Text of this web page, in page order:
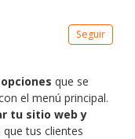
Seguir
que se
el menú principal.
tu sitio web y
tus clientes